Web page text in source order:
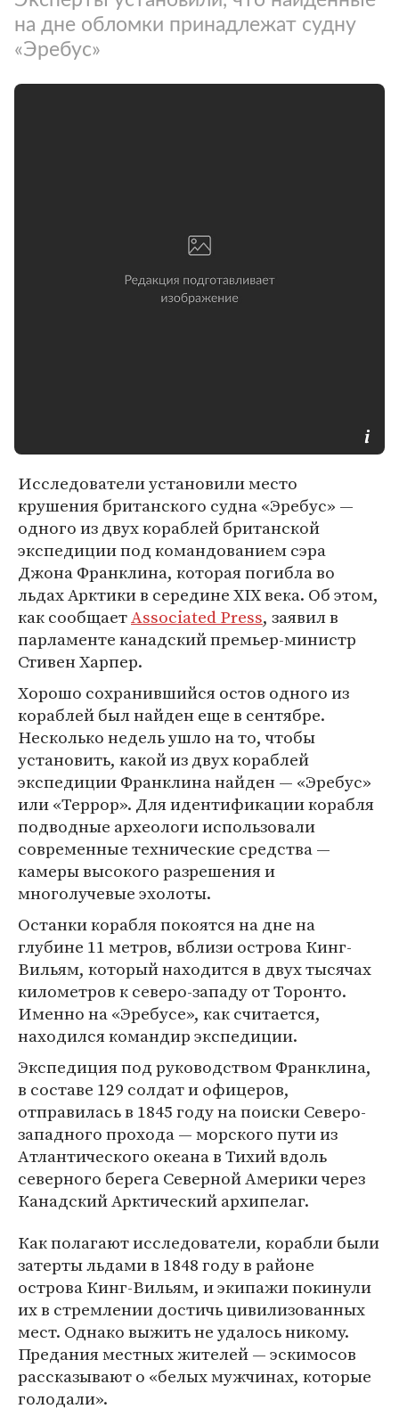
на дне обломки принадлежат судну
«Эребус»
Исследователи установили место
крушения британского судна «Эребус» —
одного из двух кораблей британской
экспедиции под командованием сэра
Джона Франклина, которая погибла во
льдах Арктики в середине XIX века. Об этом,
как сообщаетAssociated Press, заявил в
парламенте канадский премьер-министр
Стивен Харпер.
Хорошо сохранившийся остов одного из
кораблей был найден еще в сентябре.
Несколько недель ушло на то, чтобы
установить, какой из двух кораблей
экспедиции Франклина найден — «Эребус»
или «Террор». Для идентификации корабля
подводные археологи использовали
современные технические средства —
камеры высокого разрешения и
многолучевые эхолоты.
Останки корабля покоятся на дне на
глубине 11 метров, вблизи острова Кинг-
Вильям, который находится в двух тысячах
километров к северо-западу от Торонто.
Именно на «Эребусе», как считается,
находился командир экспедиции.
Экспедиция под руководством Франклина,
в составе 129 солдат и офицеров,
отправилась в 1845 году на поиски Северо-
западного прохода — морского пути из
Атлантического океана в Тихий вдоль
северного берега Северной Америки через
Канадский Арктический архипелаг.
Как полагают исследователи, корабли были
затерты льдами в 1848 году в районе
острова Кинг-Вильям, и экипажи покинули
их в стремлении достичь цивилизованных
мест. Однако выжить не удалось никому.
Предания местных жителей — эскимосов
рассказывают о «белых мужчинах, которые
голодали».